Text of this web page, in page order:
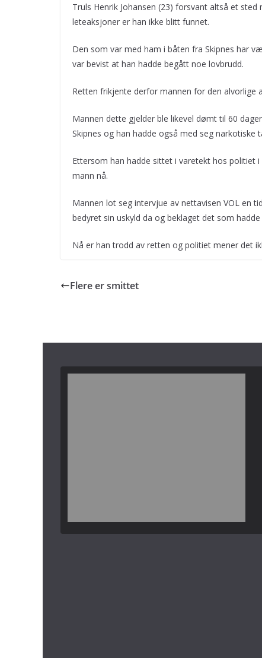
Truls Henrik Johansen (23) forsvant altså et
leteaksjoner er han ikke blitt funnet.
Den som var med ham i båten fra Skipnes har
var bevist at han hadde begått noe lovbrudd.
Retten frikjente derfor mannen for den alvorlige
Mannen dette gjelder ble likevel dømt til 60
Skipnes og han hadde også med seg narkotiske
Ettersom han hadde sittet i varetekt hos politiet
mann nå.
Mannen lot seg intervjue av nettavisen VOL en
bedyret sin uskyld da og beklaget det som hadde
Nå er han trodd av retten og politiet mener det
Flere er smittet